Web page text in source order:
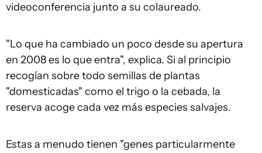
videoconferencia junto a su colaureado.
"Lo que ha cambiado un poco desde su apertura
en 2008 es lo que entra", explica. Si al principio
recogían sobre todo semillas de plantas
"domesticadas" como el trigo o la cebada, la
reserva acoge cada vez más especies salvajes.
Estas a menudo tienen "genes particularmente